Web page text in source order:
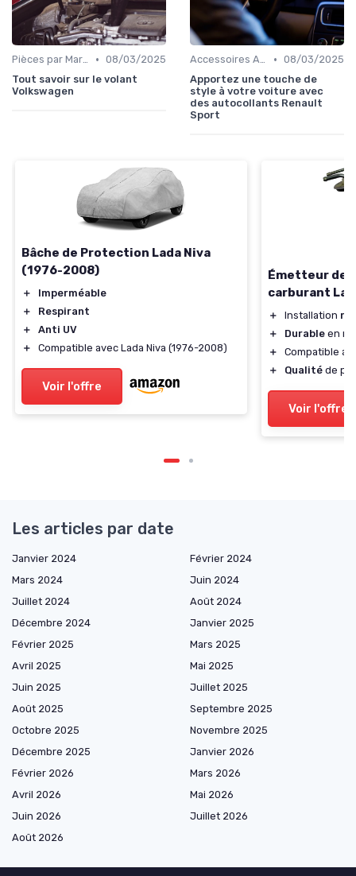
Pièces par Marque de Voiture • 08/03/2025
Tout savoir sur le volant
Volkswagen
Accessoires Auto • 08/03/2025
Apportez une touche de
style à votre voiture avec
des autocollants Renault
Sport
Bâche de Protection Lada Niva
(1976-2008)
＋
Imperméable
＋
Respirant
＋
Anti UV
＋
Compatible avec Lada Niva (1976-2008)
Voir l'offre
Émetteur de
carburant
＋ Installation
＋
Durable en
＋
Compatible
＋
Qualité de
Voir l'offre
Les articles par date
Janvier 2024
Février 2024
Mars 2024
Juin 2024
Juillet 2024
Août 2024
Décembre 2024
Janvier 2025
Février 2025
Mars 2025
Avril 2025
Mai 2025
Juin 2025
Juillet 2025
Août 2025
Septembre 2025
Octobre 2025
Novembre 2025
Décembre 2025
Janvier 2026
Février 2026
Mars 2026
Avril 2026
Mai 2026
Juin 2026
Juillet 2026
Août 2026